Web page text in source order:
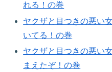
れる！の巻​
ヤクザと目つきの悪い
いてる！の巻​
ヤクザと目つきの悪い
まえたぞ！の巻​